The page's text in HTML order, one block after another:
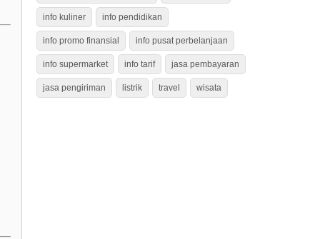
info kuliner info pendidikan
info promo finansial info pusat perbelanjaan
info supermarket info tarif jasa pembayaran
jasa pengiriman listrik travel wisata